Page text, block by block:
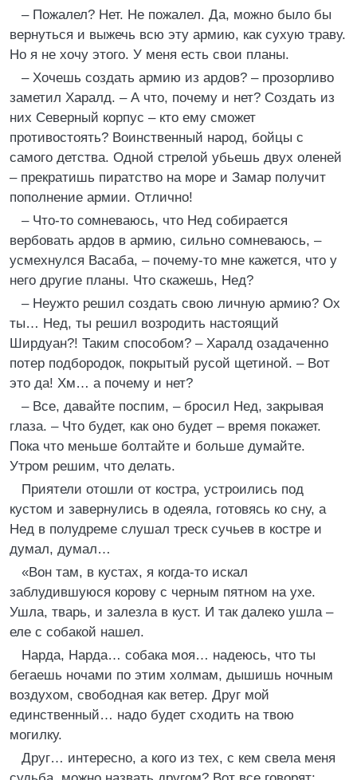
– Пожалел? Нет. Не пожалел. Да, можно было бы
вернуться и выжечь всю эту армию, как сухую траву.
Но я не хочу этого. У меня есть свои планы.
– Хочешь создать армию из ардов? – прозорливо
заметил Харалд. – А что, почему и нет? Создать из
них Северный корпус – кто ему сможет
противостоять? Воинственный народ, бойцы с
самого детства. Одной стрелой убьешь двух оленей
– прекратишь пиратство на море и Замар получит
пополнение армии. Отлично!
– Что-то сомневаюсь, что Нед собирается
вербовать ардов в армию, сильно сомневаюсь, –
усмехнулся Васаба, – почему-то мне кажется, что у
него другие планы. Что скажешь, Нед?
– Неужто решил создать свою личную армию? Ох
ты… Нед, ты решил возродить настоящий
Ширдуан?! Таким способом? – Харалд озадаченно
потер подбородок, покрытый русой щетиной. – Вот
это да! Хм… а почему и нет?
– Все, давайте поспим, – бросил Нед, закрывая
глаза. – Что будет, как оно будет – время покажет.
Пока что меньше болтайте и больше думайте.
Утром решим, что делать.
Приятели отошли от костра, устроились под
кустом и завернулись в одеяла, готовясь ко сну, а
Нед в полудреме слушал треск сучьев в костре и
думал, думал…
«Вон там, в кустах, я когда-то искал
заблудившуюся корову с черным пятном на ухе.
Ушла, тварь, и залезла в куст. И так далеко ушла –
еле с собакой нашел.
Нарда, Нарда… собака моя… надеюсь, что ты
бегаешь ночами по этим холмам, дышишь ночным
воздухом, свободная как ветер. Друг мой
единственный… надо будет сходить на твою
могилку.
Друг… интересно, а кого из тех, с кем свела меня